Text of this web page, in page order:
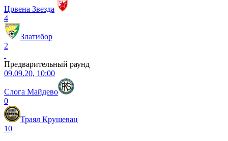
Црвена Звезда
4
Златибор
2
Предварительный раунд
09.09.20, 10:00
Слога Майдево
0
Траял Крушевац
10